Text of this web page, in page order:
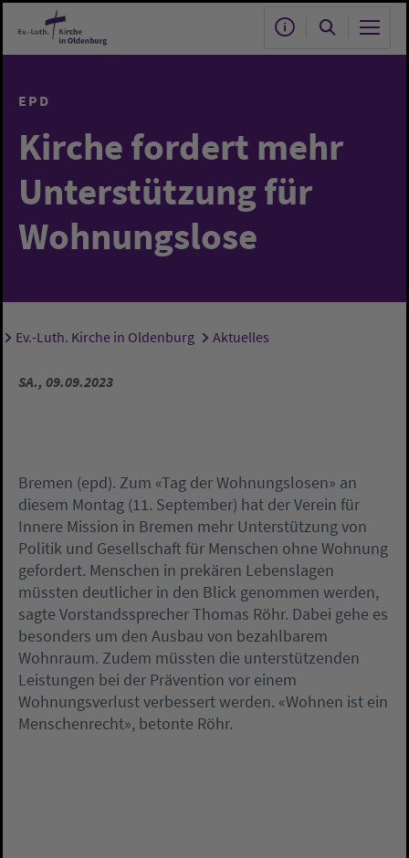
Zum Hauptinhalt springen
EPD
Kirche fordert mehr
Unterstützung für
Wohnungslose
Sie sind hier:
Ev.-Luth. Kirche in Oldenburg Aktuelles
SA., 09.09.2023
Bremen (epd). Zum «Tag der Wohnungslosen» an
diesem Montag (11. September) hat der Verein für
Innere Mission in Bremen mehr Unterstützung von
Politik und Gesellschaft für Menschen ohne Wohnung
gefordert. Menschen in prekären Lebenslagen
müssten deutlicher in den Blick genommen werden,
sagte Vorstandssprecher Thomas Röhr. Dabei gehe es
besonders um den Ausbau von bezahlbarem
Wohnraum. Zudem müssten die unterstützenden
Leistungen bei der Prävention vor einem
Wohnungsverlust verbessert werden. «Wohnen ist ein
Menschenrecht», betonte Röhr.